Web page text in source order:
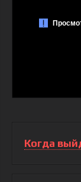
Когда